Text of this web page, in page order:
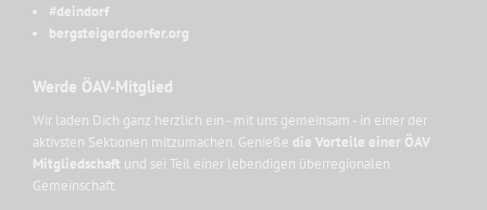
#deindorf
bergsteigerdoerfer.org
Werde ÖAV-Mitglied
Wir laden Dich ganz herzlich ein - mit uns gemeinsam - in einer der
aktivsten Sektionen mitzumachen. Genieße die Vorteile einer ÖAV
Mitgliedschaft und sei Teil einer lebendigen überregionalen
Gemeinschaft.